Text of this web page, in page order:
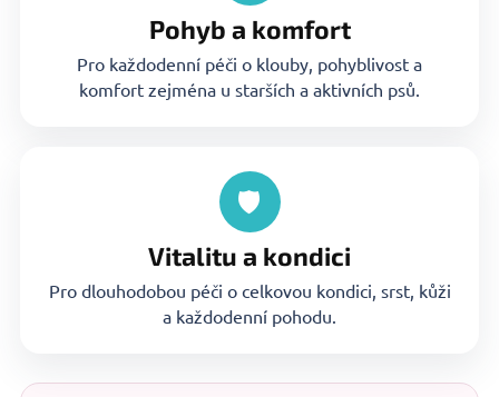
Pohyb a komfort
Pro každodenní péči o klouby, pohyblivost a
komfort zejména u starších a aktivních psů.
🛡
Vitalitu a kondici
Pro dlouhodobou péči o celkovou kondici, srst, kůži
a každodenní pohodu.